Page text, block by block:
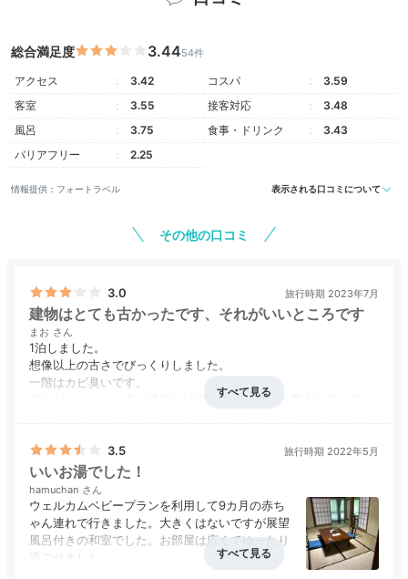
館内に入ると、歴史を感じる上質な雰囲気が広がりま
空間で、2日間ゆっくり癒されましょう。
Relax
16:30
渓谷に面した客室で
心と身体を休めて
総合満足度 3.4454件
アクセス 3.42 コスパ
3.59
客室
3.55 接客対応
3.48
風呂
3.75 食事・ドリンク
3.43
バリアフリー
2.25
情報提供：フォートラベル 表示される口コミについて
その他の口コミ
3.0 旅行時期 2023年7月
建物はとても古かったです、それがいいところです
まお
1泊しました。
想像以上の古さでびっくりしました。
一階はカビ臭いです。
ですが、こんなに古い建物には中々泊まらないと思うので、古き
ご飯は美味しかったです。
3.5 旅行時期 2022年5月
いいお湯でした！
hamuchan
ウェルカムベビープランを利用して9カ月の赤ち
ゃん連れで行きました。大きくはないですが展望
風呂付きの和室でした。お部屋は広くてゆったり
過ごせました。